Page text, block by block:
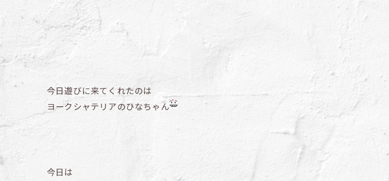
今日遊びに来てくれたのは
ヨークシャテリアのひなちゃん
今日は